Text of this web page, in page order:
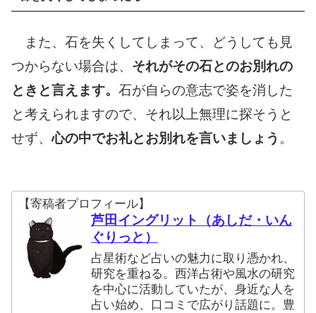
また、石を失くしてしまって、どうしても見
つからない場合は、 それがその石とのお別れの
ときと言えます。 石が自らの意志で姿を消した
と考えられますので、それ以上無理に探そうと
せず、心の中でお礼とお別れを言いましょう 。
【寄稿者プロフィール】
芦田イングリット（あしだ・いん
ぐりっと）
占星術など占いの魅力に取り憑かれ、
研究を重ねる。西洋占術や風水の研究
を中心に活動していたが、身近な人を
占い始め、口コミで広がり話題に。豊